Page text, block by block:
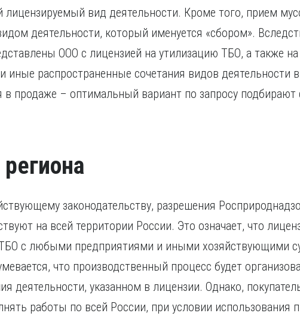
лицензируемый вид деятельности. Кроме того, прием
деятельности, который именуется «сбором».
ООО с лицензией на утилизацию ТБО, а также
иные распространенные сочетания видов деятельности
в продаже – оптимальный вариант по запросу подбирают
законодательству, разрешения
на всей территории России. Это означает, что
с любыми предприятиями и иными хозяйствующими
что производственный процесс будет
деятельности, указанном в лицензии. Однако,
работы по всей России, при условии использования